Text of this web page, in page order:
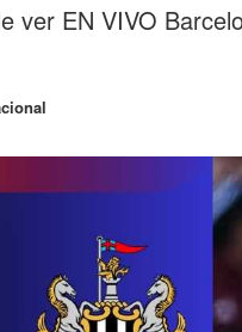
ver EN VIVO